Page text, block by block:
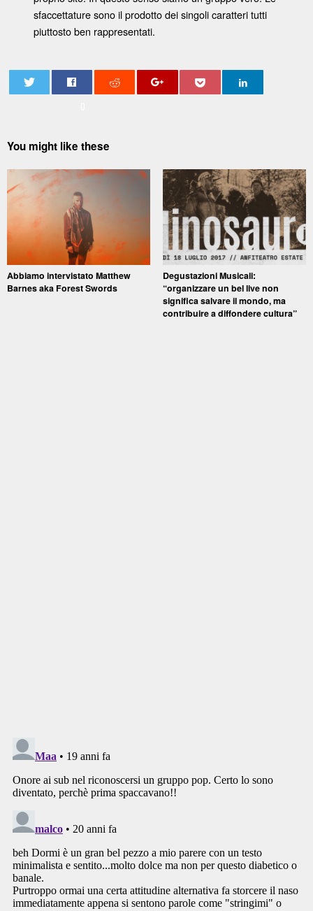
sfaccettature sono il prodotto dei singoli caratteri tutti
piuttosto ben rappresentati.
You might like these
Abbiamo intervistato Matthew
Barnes aka Forest Swords
Degustazioni Musicali:
“organizzare un bel live non
significa salvare il mondo, ma
contribuire a diffondere cultura”